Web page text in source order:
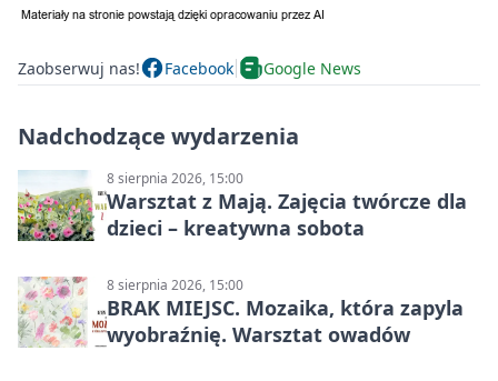
Zaobserwuj nas! Facebook Google News
Nadchodzące wydarzenia
8 sierpnia 2026, 15:00
Warsztat z Mają. Zajęcia twórcze dla
dzieci – kreatywna sobota
8 sierpnia 2026, 15:00
BRAK MIEJSC. Mozaika, która zapyla
wyobraźnię. Warsztat owadów